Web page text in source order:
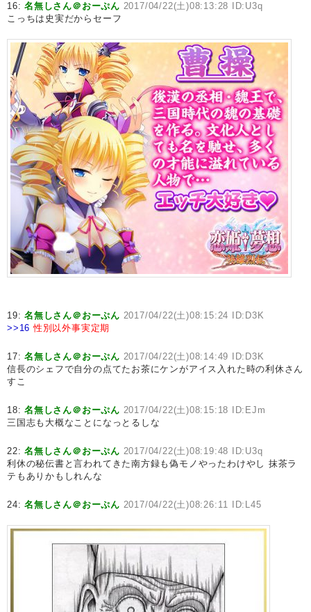
16:名無しさん＠おーぷん 2017/04/22(土)08:13:28 ID:U3q
こっちは史実だからセーフ
19:名無しさん＠おーぷん 2017/04/22(土)08:15:24 ID:D3K
>>16 性別以外事実定期
17:名無しさん＠おーぷん 2017/04/22(土)08:14:49 ID:D3K
信長のシェフで自分の点てたお茶にケンがアイス入れた時の利休さん
すこ
18:名無しさん＠おーぷん 2017/04/22(土)08:15:18 ID:EJm
三国志も大概なことになっとるしな
22:名無しさん＠おーぷん 2017/04/22(土)08:19:48 ID:U3q
利休の秘伝書と言われてきた南方録も偽モノやったわけやし 抹茶ラ
テもありかもしれんな
24:名無しさん＠おーぷん 2017/04/22(土)08:26:11 ID:L45